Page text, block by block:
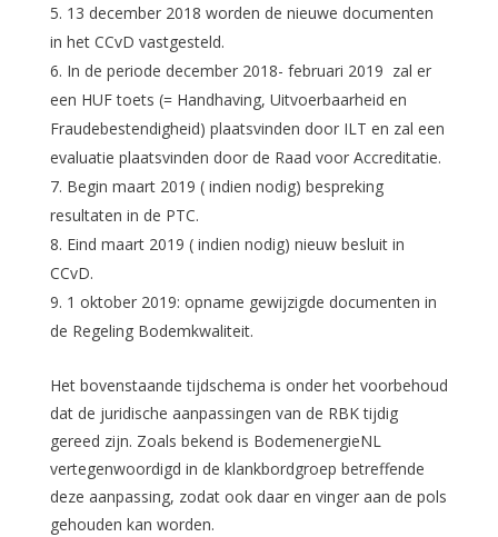
13 december 2018 worden de nieuwe documenten
in het CCvD vastgesteld.
In de periode december 2018- februari 2019 zal er
een HUF toets (= Handhaving, Uitvoerbaarheid en
Fraudebestendigheid) plaatsvinden door ILT en zal een
evaluatie plaatsvinden door de Raad voor Accreditatie.
Begin maart 2019 ( indien nodig) bespreking
resultaten in de PTC.
Eind maart 2019 ( indien nodig) nieuw besluit in
CCvD.
1 oktober 2019: opname gewijzigde documenten in
de Regeling Bodemkwaliteit.
Het bovenstaande tijdschema is onder het voorbehoud
dat de juridische aanpassingen van de RBK tijdig
gereed zijn. Zoals bekend is BodemenergieNL
vertegenwoordigd in de klankbordgroep betreffende
deze aanpassing, zodat ook daar en vinger aan de pols
gehouden kan worden.